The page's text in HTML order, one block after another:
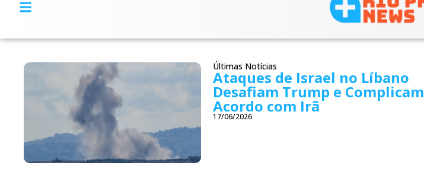
Últimas Notícias
Ataques de Israel no Líbano
Desafiam Trump e Complicam
Acordo com Irã
17/06/2026